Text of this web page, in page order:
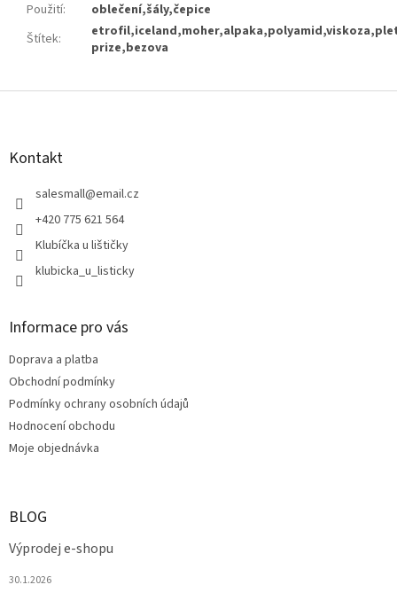
Použití:
oblečení,šály,čepice
Štítek:
prize,bezova
Z
Kontakt
salesmall@email.cz
+420 775 621 564
Klubíčka u lištičky
klubicka_u_listicky
Informace pro vás
Doprava a platba
Obchodní podmínky
Podmínky ochrany osobních údajů
Hodnocení obchodu
Moje objednávka
BLOG
Výprodej e-shopu
30.1.2026